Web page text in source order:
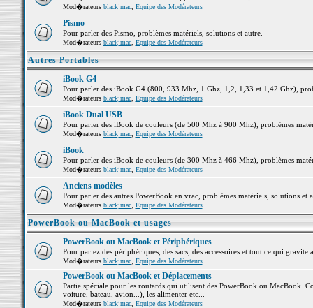
Mod�rateurs blackjmac, Equipe des Modérateurs
Pismo
Pour parler des Pismo, problèmes matériels, solutions et autre.
Mod�rateurs blackjmac, Equipe des Modérateurs
Autres Portables
iBook G4
Pour parler des iBook G4 (800, 933 Mhz, 1 Ghz, 1,2, 1,33 et 1,42 Ghz),
Mod�rateurs blackjmac, Equipe des Modérateurs
iBook Dual USB
Pour parler des iBook de couleurs (de 500 Mhz à 900 Mhz), problèmes
Mod�rateurs blackjmac, Equipe des Modérateurs
iBook
Pour parler des iBook de couleurs (de 300 Mhz à 466 Mhz), problèmes
Mod�rateurs blackjmac, Equipe des Modérateurs
Anciens modèles
Pour parler des autres PowerBook en vrac, problèmes matériels, solutions et
Mod�rateurs blackjmac, Equipe des Modérateurs
PowerBook ou MacBook et usages
PowerBook ou MacBook et Périphériques
Pour parlez des périphériques, des sacs, des accessoires et tout ce qui
Mod�rateurs blackjmac, Equipe des Modérateurs
PowerBook ou MacBook et Déplacements
Partie spéciale pour les routards qui utilisent des PowerBook ou MacBook.
voiture, bateau, avion...), les alimenter etc...
Mod�rateurs blackjmac, Equipe des Modérateurs